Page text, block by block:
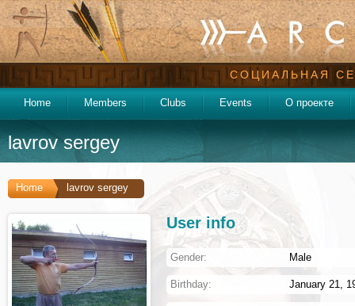
СОЦИАЛЬНАЯ
Home Members Clubs Events О проекте
lavrov sergey
Home lavrov sergey
User info
Gender: Male
Birthday: January 21,